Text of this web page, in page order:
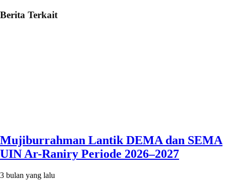
Berita Terkait
Mujiburrahman Lantik DEMA dan SEMA
UIN Ar-Raniry Periode 2026–2027
3 bulan yang lalu